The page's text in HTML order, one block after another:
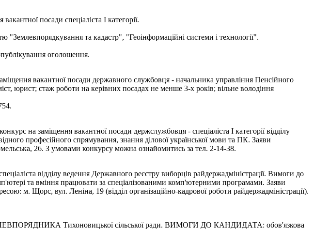
посади спеціаліста І категорії.
"Землевпорядкування та кадастр", "Геоінформаційні системи і технології".
оголошення.
вакантної посади державного службовця - начальника управління Пенсійного
юрист; стаж роботи на керівних посадах не менше 3-х років; вільне володіння
на заміщення вакантної посади держслужбовця - спеціаліста І категорії відділу
професійного спрямування, знання ділової української мови та ПК. Заяви
26. З умовами конкурсу можна ознайомитись за тел. 2-14-38.
відділу ведення Державного реєстру виборців райдержадміністрації. Вимоги до
та вміння працювати за спеціалізованими комп'ютерними програмами. Заяви
м. Щорс, вул. Леніна, 19 (відділ організаційно-кадрової роботи райдержадміністрації).
Тихоновицької сільської ради. ВИМОГИ ДО КАНДИДАТА: обов'язкова